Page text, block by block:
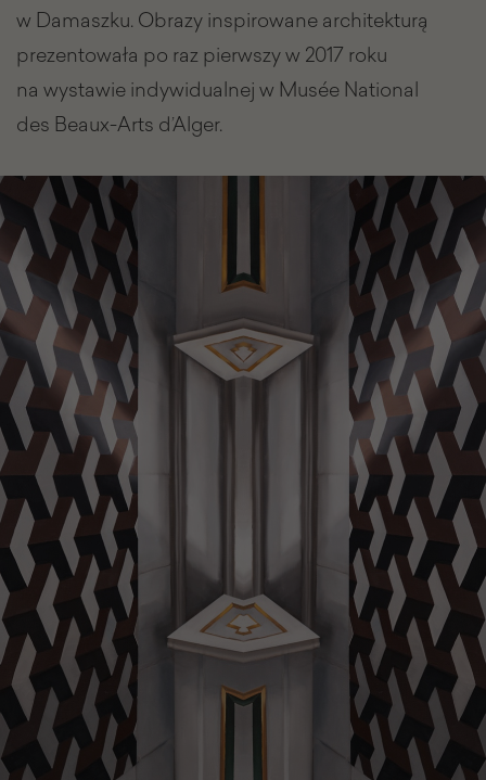
w Damaszku. Obrazy inspirowane architekturą
prezentowała po raz pierwszy w 2017 roku
na wystawie indywidualnej w Musée National
des Beaux-Arts d’Alger.